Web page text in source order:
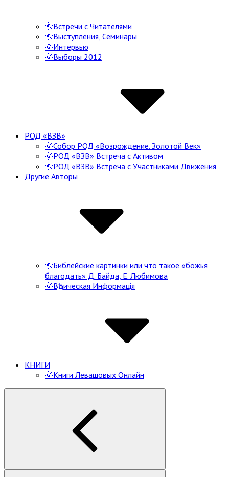
🌞Встречи с Читателями
🌞Выступления, Семинары
🌞Интервью
🌞Выборы 2012
РОД «ВЗВ»
🌞Собор РОД «Возрождение. Золотой Век»
🌞РОД «ВЗВ» Встреча с Активом
🌞РОД «ВЗВ» Встреча с Участниками Движения
Другие Авторы
🌞Библейские картинки или что такое «божья
благодать» Д. Байда, Е. Любимова
🌞ВѢдическая Информацiя
КНИГИ
🌞Книги Левашовых Онлайн